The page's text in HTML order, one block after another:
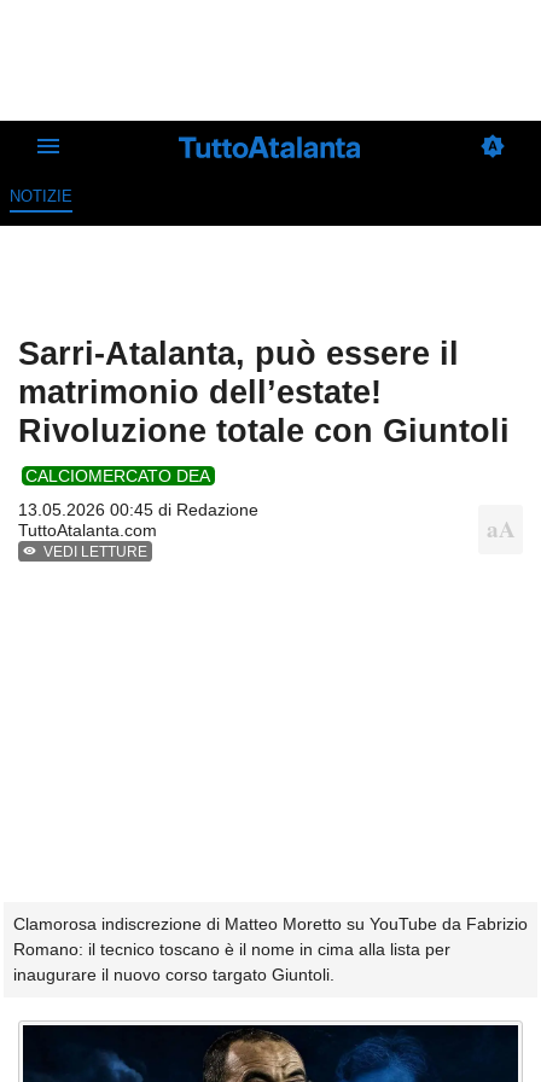
NOTIZIE
Sarri-Atalanta, può essere il
matrimonio dell’estate!
Rivoluzione totale con Giuntoli
CALCIOMERCATO DEA
13.05.2026 00:45 di Redazione
TuttoAtalanta.com
VEDI LETTURE
Clamorosa indiscrezione di Matteo Moretto su YouTube da Fabrizio
Romano: il tecnico toscano è il nome in cima alla lista per
inaugurare il nuovo corso targato Giuntoli.